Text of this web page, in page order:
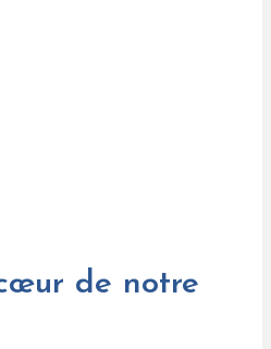
de notre